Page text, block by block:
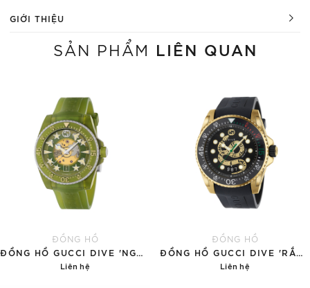
GIỚI THIỆU
SẢN PHẨM LIÊN QUAN
ĐỒNG HỒ
Liên hệ
ĐỒNG HỒ
Liên hệ